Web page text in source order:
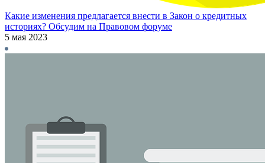
Какие изменения предлагается внести в Закон о кредитных
историях? Обсудим на Правовом форуме
5 мая 2023